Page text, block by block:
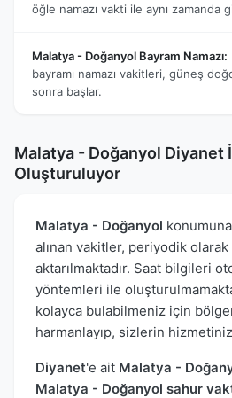
öğle namazı vakti ile aynı zamanda
Malatya - Doğanyol Bayram Namazı:
bayramı namazı vakitleri, güneş
sonra başlar.
Malatya - Doğanyol Diyanet
Oluşturuluyor
Malatya - Doğanyol
alınan vakitler, periyodik
aktarılmaktadır. Saat bilgileri
yöntemleri ile
kolayca bulabilmeniz için
harmanlayıp, sizlerin
Diyanet'e ait Malatya -
Malatya - Doğanyol sahur